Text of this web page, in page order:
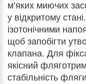
м’яких миючих
у відкритому
ізотонічними
щоб запобігти
клапана. Для
якісний
стабільність